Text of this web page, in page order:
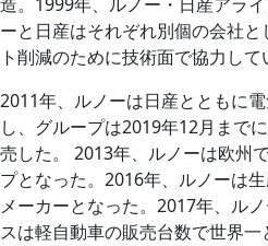
ーと日産はそれぞれ別個の会社
ト削減のために技術面で協力して
2011年、ルノーは日産とともに
し、グループは2019年12月まで
売した。 2013年、ルノーは欧州
プとなった。2016年、ルノーは
メーカーとなった。2017年、ル
スは軽自動車の販売台数で世界一